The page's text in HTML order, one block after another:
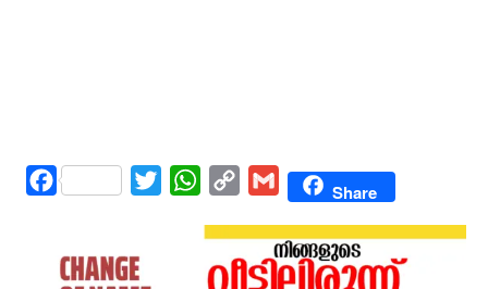
Facebook Twitter WhatsAppCopy
Gmail Share